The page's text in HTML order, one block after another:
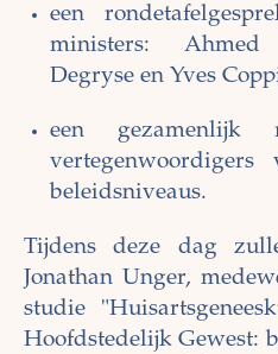
een
ministers: Ahmed
Degryse en Yves
een gezamenlijk
beleidsniveaus.
Tijdens deze dag
Jonathan Unger,
studie
Hoofdstedelijk Gewest: